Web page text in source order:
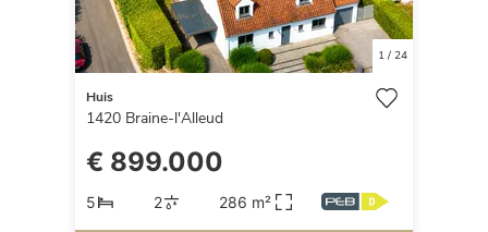
1/ 24
Huis
1420 Braine-l'Alleud
€ 899.000
5 2 286 m²